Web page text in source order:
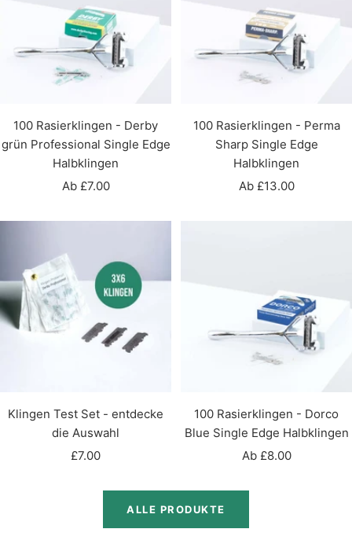
100 Rasierklingen - Derby
grün Professional Single Edge
Halbklingen
Angebotspreis
Ab £7.00
100 Rasierklingen - Perma
Sharp Single Edge
Halbklingen
Angebotspreis
Ab £13.00
Klingen Test Set - entdecke
die Auswahl
Angebotspreis
£7.00
100 Rasierklingen - Dorco
Blue Single Edge Halbklingen
Angebotspreis
Ab £8.00
ALLE PRODUKTE